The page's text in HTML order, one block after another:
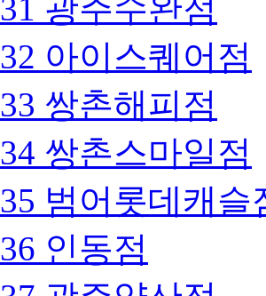
광주수완점
아이스퀘어점
쌍촌해피점
쌍촌스마일점
범어롯데캐슬
인동점